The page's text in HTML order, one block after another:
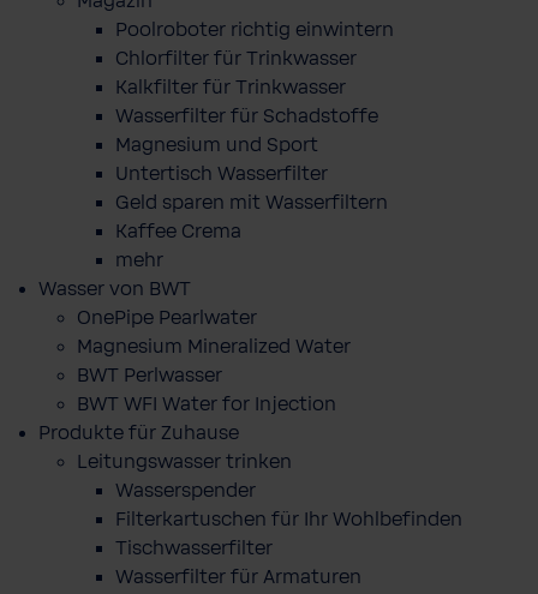
Poolroboter richtig einwintern
Chlorfilter für Trinkwasser
Kalkfilter für Trinkwasser
Wasserfilter für Schadstoffe
Magnesium und Sport
Untertisch Wasserfilter
Geld sparen mit Wasserfiltern
Kaffee Crema
mehr
Wasser von BWT
OnePipe Pearlwater
Magnesium Mineralized Water
BWT Perlwasser
BWT WFI Water for Injection
Produkte für Zuhause
Leitungswasser trinken
Wasserspender
Filterkartuschen für Ihr Wohlbefinden
Tischwasserfilter
Wasserfilter für Armaturen